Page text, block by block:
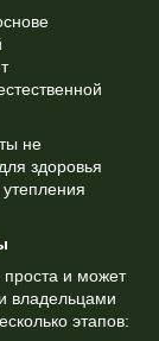
не
здоровья
проста и может
владельцами
этапов: